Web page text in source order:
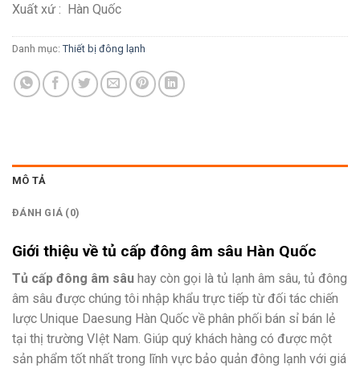
Xuất xứ : Hàn Quốc
Danh mục: Thiết bị đông lạnh
MÔ TẢ
ĐÁNH GIÁ (0)
Giới thiệu về tủ cấp đông âm sâu Hàn Quốc
Tủ cấp đông âm sâu hay còn gọi là tủ lạnh âm sâu, tủ đông
âm sâu được chúng tôi nhập khẩu trực tiếp từ đối tác chiến
lược Unique Daesung Hàn Quốc về phân phối bán sỉ bán lẻ
tại thị trường VIệt Nam. Giúp quý khách hàng có được một
sản phẩm tốt nhất trong lĩnh vực bảo quản đông lạnh với giá